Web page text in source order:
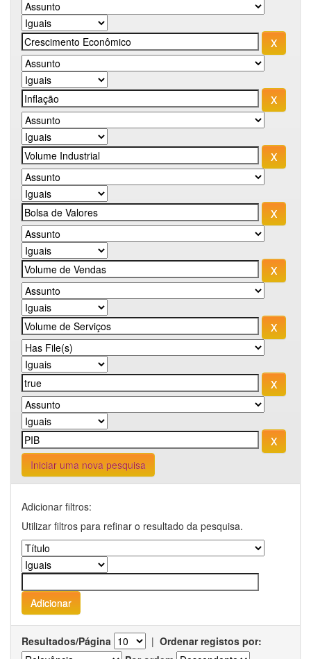
Iniciar uma nova pesquisa
Adicionar filtros:
Utilizar filtros para refinar o resultado da pesquisa.
Resultados/Página | Ordenar registos por: